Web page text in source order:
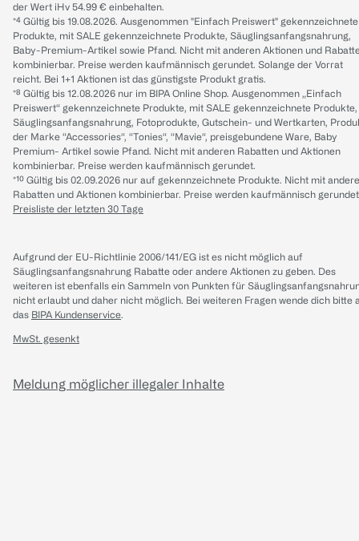
der Wert iHv 54.99 € einbehalten.
*⁴ Gültig bis 19.08.2026. Ausgenommen "Einfach Preiswert" gekennzeichnete
Produkte, mit SALE gekennzeichnete Produkte, Säuglingsanfangsnahrung,
Baby-Premium-Artikel sowie Pfand. Nicht mit anderen Aktionen und
kombinierbar. Preise werden kaufmännisch gerundet. Solange der Vorrat
reicht. Bei 1+1 Aktionen ist das günstigste Produkt gratis.
*⁸ Gültig bis 12.08.2026 nur im BIPA Online Shop. Ausgenommen „Einfach
Preiswert“ gekennzeichnete Produkte, mit SALE gekennzeichnete Produkte,
Säuglingsanfangsnahrung, Fotoprodukte, Gutschein- und Wertkarten,
der Marke “Accessories“, “Tonies“, “Mavie“, preisgebundene Ware, Baby
Premium- Artikel sowie Pfand. Nicht mit anderen Rabatten und Aktionen
kombinierbar. Preise werden kaufmännisch gerundet.
*¹⁰ Gültig bis 02.09.2026 nur auf gekennzeichnete Produkte. Nicht mit
Rabatten und Aktionen kombinierbar. Preise werden kaufmännisch
Preisliste der letzten 30 Tage
Aufgrund der EU-Richtlinie 2006/141/EG ist es nicht möglich auf
Säuglingsanfangsnahrung Rabatte oder andere Aktionen zu geben. Des
weiteren ist ebenfalls ein Sammeln von Punkten für
nicht erlaubt und daher nicht möglich. Bei weiteren Fragen wende dich bitte
das BIPA Kundenservice.
MwSt. gesenkt
Meldung möglicher illegaler Inhalte